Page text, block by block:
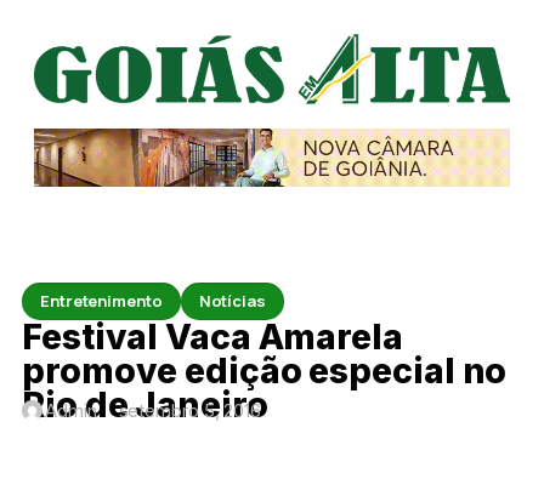
Entretenimento Notícias
Festival Vaca Amarela
promove edição especial no
Rio de Janeiro
Admin setembro 5, 2016